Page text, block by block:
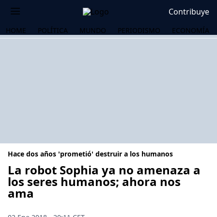
Contribuye
HOME POLÍTICA MUNDO PERIODISMO ECONOMÍA
Hace dos años 'prometió' destruir a los humanos
La robot Sophia ya no amenaza a
los seres humanos; ahora nos
ama